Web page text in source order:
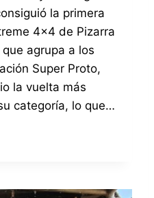
la primera
4×4 de Pizarra
agrupa a los
Super Proto,
la vuelta más
categoría, lo que…